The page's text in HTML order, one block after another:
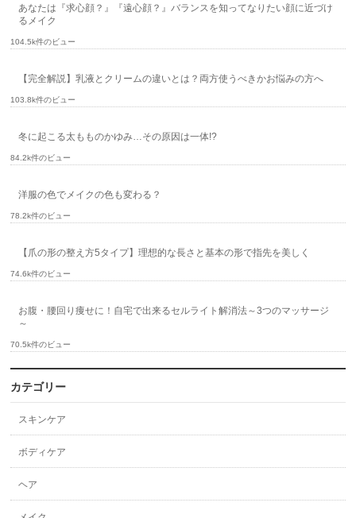
あなたは『求心顔？』『遠心顔？』バランスを知ってなりたい顔に近づけ
るメイク
104.5k件のビュー
【完全解説】乳液とクリームの違いとは？両方使うべきかお悩みの方へ
103.8k件のビュー
冬に起こる太もものかゆみ…その原因は一体!?
84.2k件のビュー
洋服の色でメイクの色も変わる？
78.2k件のビュー
【爪の形の整え方5タイプ】理想的な長さと基本の形で指先を美しく
74.6k件のビュー
お腹・腰回り痩せに！自宅で出来るセルライト解消法～3つのマッサージ
～
70.5k件のビュー
カテゴリー
スキンケア
ボディケア
ヘア